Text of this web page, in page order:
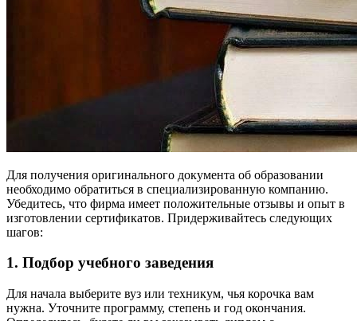
Для получения оригинального документа об образовании
необходимо обратиться в специализированную компанию.
Убедитесь, что фирма имеет положительные отзывы и опыт в
изготовлении сертификатов. Придерживайтесь следующих
шагов:
1. Подбор учебного заведения
Для начала выберите вуз или техникум, чья корочка вам
нужна. Уточните программу, степень и год окончания.